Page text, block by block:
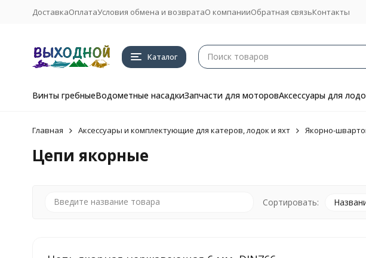
ДоставкаОплатаУсловия обмена и возвратаО компанииОбратная связьКонтакты
Каталог
Винты гребныеВодометные насадкиЗапчасти для моторовАксессуары для
Главная Аксессуары и комплектующие для катеров, лодок и яхт Якорно-
Цепи якорные
Сортировать: